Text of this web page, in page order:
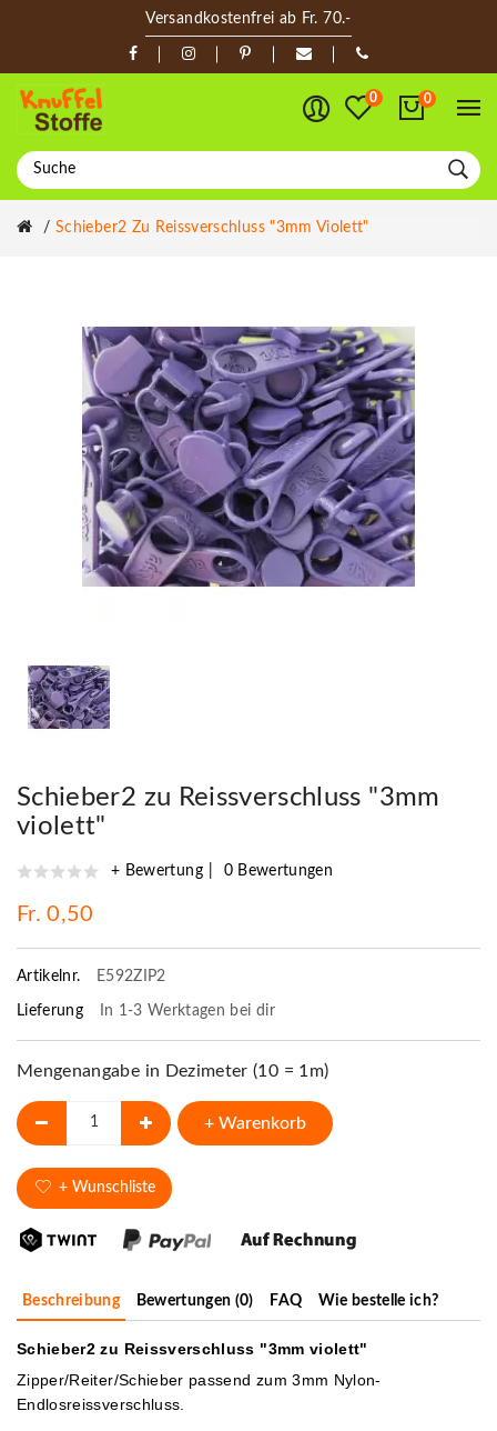
Versandkostenfrei ab Fr. 70.-
0 0
Schieber2 Zu Reissverschluss "3mm Violett"
Schieber2 zu Reissverschluss "3mm
violett"
+ Bewertung 0 Bewertungen
Fr. 0,50
Artikelnr. E592ZIP2
Lieferung In 1-3 Werktagen bei dir
Mengenangabe in Dezimeter (10 = 1m)
+ Warenkorb
+ Wunschliste
Beschreibung Bewertungen (0) FAQ Wie bestelle ich?
Schieber2 zu Reissverschluss "3mm violett"
Zipper/Reiter/Schieber passend zum 3mm Nylon-
Endlosreissverschluss.